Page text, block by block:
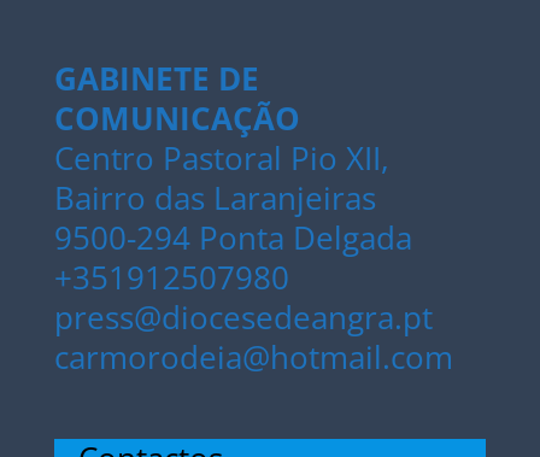
GABINETE DE
COMUNICAÇÃO
Centro Pastoral Pio XII,
Bairro das Laranjeiras
9500-294 Ponta Delgada
+351912507980
press@diocesedeangra.pt
carmorodeia@hotmail.com